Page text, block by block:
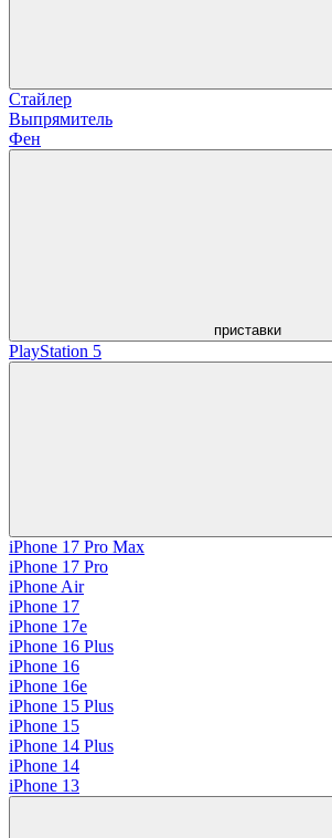
Стайлер
Выпрямитель
Фен
приставки
PlayStation 5
iPhone 17 Pro Max
iPhone 17 Pro
iPhone Air
iPhone 17
iPhone 17e
iPhone 16 Plus
iPhone 16
iPhone 16e
iPhone 15 Plus
iPhone 15
iPhone 14 Plus
iPhone 14
iPhone 13